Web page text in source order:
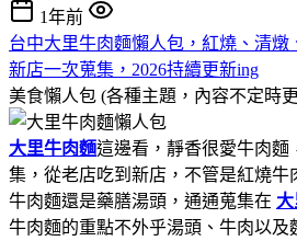
1年前
台中大里牛肉麵懶人包，紅燒、清
新店一次蒐集，2026持續更新ing
美食懶人包 (各種主題，內容不定時
大里牛肉麵這邊看，靜香很愛牛肉麵
集，從老店吃到新店，不管是紅燒牛
牛肉麵還是藥膳湯頭，通通蒐集在
牛肉麵的重點不外乎湯頭、牛肉以及